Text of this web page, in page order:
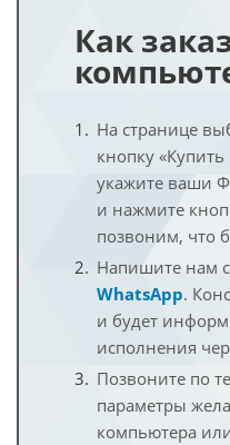
Как
На странице
кнопку
укажите ваши
и нажмите
позвоним, что
Напишите нам
WhatsApp.
и будет
исполнения
Позвоните по
параметры
компьютера